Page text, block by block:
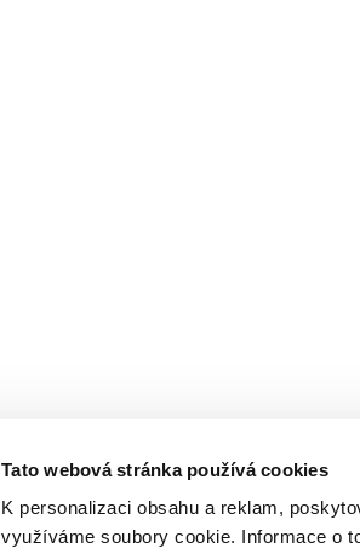
Tato webová stránka používá cookies
K personalizaci obsahu a reklam,
využíváme soubory cookie. Informace o